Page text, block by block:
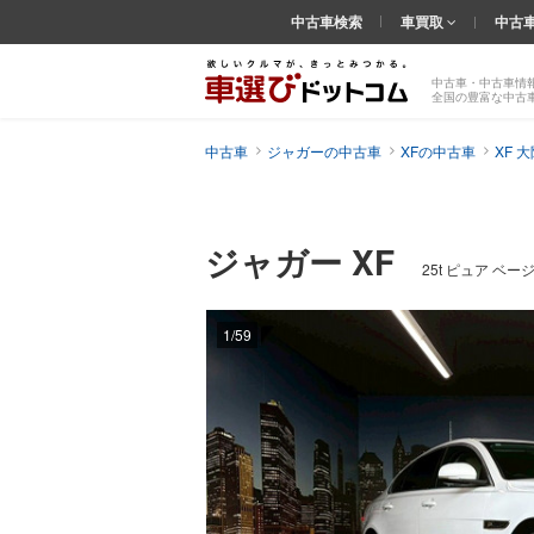
中古車・中古車情
全国の豊富な中古
中古車検索 車買取 中古
中古車 ジャガーの中古車 XFの中古車 XF
ジャガー XF 25t ピュア ベー
1/59
前の
画像